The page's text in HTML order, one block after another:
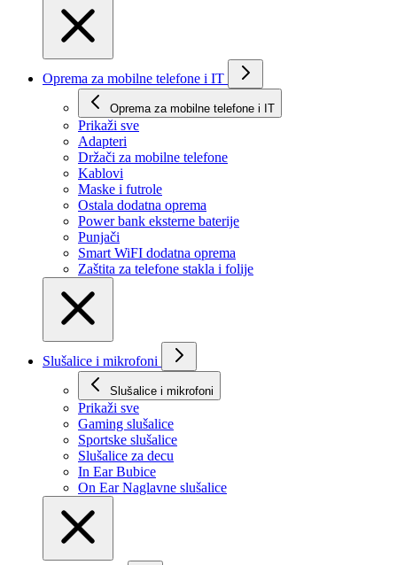
Oprema za mobilne telefone i IT
Oprema za mobilne telefone i IT
Prikaži svе
Adapteri
Držači za mobilne telefone
Kablovi
Maske i futrole
Ostala dodatna oprema
Power bank eksterne baterije
Punjači
Smart WiFI dodatna oprema
Zaštita za telefone stakla i folije
Slušalice i mikrofoni
Slušalice i mikrofoni
Prikaži svе
Gaming slušalice
Sportske slušalice
Slušalice za decu
In Ear Bubice
On Ear Naglavne slušalice